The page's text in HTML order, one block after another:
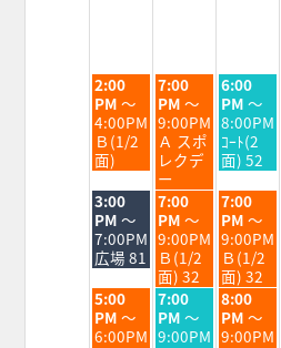
火
曜
日,
8
月
18th
2026
2:00
PM ～
4:00PM
Ｂ(1/2
面)
水
曜
日,
8
月
19th
2026
7:00
PM ～
9:00PM
Ａ スポ
レクデ
ー
木
曜
日,
8
月
20th
2026
6:00
PM ～
8:00PM
ｺｰﾄ(2
面) 52
火
曜
日,
8
月
18th
2026
3:00
PM ～
7:00PM
広場 81
水
曜
日,
8
月
19th
2026
7:00
PM ～
9:00PM
Ｂ(1/2
面) 32
木
曜
日,
8
月
20th
2026
7:00
PM ～
9:00PM
Ｂ(1/2
面) 32
火
曜
日,
5:00
PM ～
6:00PM
水
曜
日,
7:00
PM ～
9:00PM
木
曜
日,
8:00
PM ～
9:00PM